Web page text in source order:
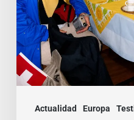
Actualidad Europa
pastor»
paseando
por
los